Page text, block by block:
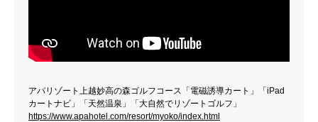
アパリゾート上越妙高の森ゴルフコース「電磁誘導カート」「iPad
カートナビ」「天然温泉」「大自然でリゾートゴルフ」
https://www.apahotel.com/resort/myoko/index.html